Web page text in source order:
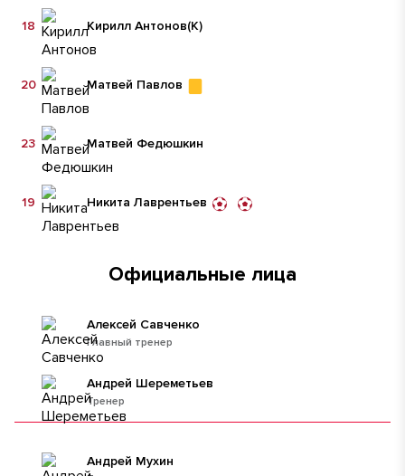
Кирилл Антонов(К)
18
Матвей Павлов
20
Матвей Федюшкин
23
Никита Лаврентьев
19
Официальные лица
Главный тренер
Алексей Савченко
Тренер
Андрей Шереметьев
Андрей Мухин